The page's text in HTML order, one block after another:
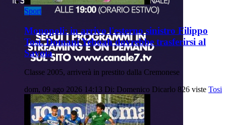
Sport
Monopoli: in arrivo l'esterno sinistro Filippo
Tosi. Domani Yeboah dovrebbe trasferirsi al
Savoia
Classe 2005, arriverà in prestito dalla Cremonese
dom, 09 ago 2026 14:13 Di: Domenico Dicarlo 826 viste Tosi